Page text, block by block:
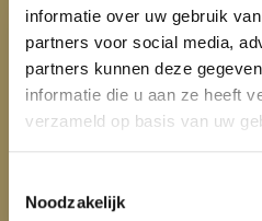
informatie over uw gebruik
partners voor social media,
partners kunnen deze
informatie die u aan ze heeft
verzameld op basis van uw
Noodzakelijk
Harry's Horse Rijbroek
Equitights Rookie - Roze